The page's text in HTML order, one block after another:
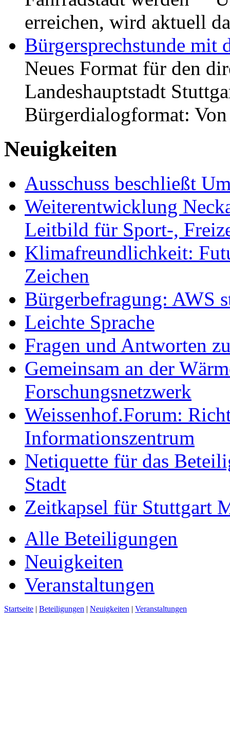
erreichen, wird aktuell
Bürgersprechstunde mit
Neues Format für den
Landeshauptstadt
Bürgerdialogformat:
Neuigkeiten
Ausschuss beschließt
Weiterentwicklung
Leitbild für Sport-,
Klimafreundlichkeit:
Zeichen
Bürgerbefragung: AWS
Leichte Sprache
Fragen und Antworten
Gemeinsam an der
Forschungsnetzwerk
Weissenhof.Forum:
Informationszentrum
Netiquette für das
Stadt
Zeitkapsel für Stuttgart
Alle Beteiligungen
Neuigkeiten
Veranstaltungen
Startseite | Beteiligungen | Neuigkeiten | Veranstaltungen